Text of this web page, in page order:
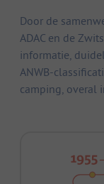
Door de
ADAC en de
informatie,
ANWB-
camping, overal